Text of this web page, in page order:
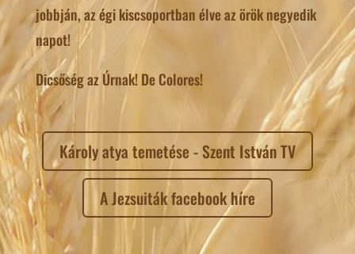
jobbján, az égi kiscsoportban élve az örök negyedik
napot!
Dicsőség az Úrnak! De Colores!
Károly atya temetése - Szent István TV
A Jezsuiták facebook híre